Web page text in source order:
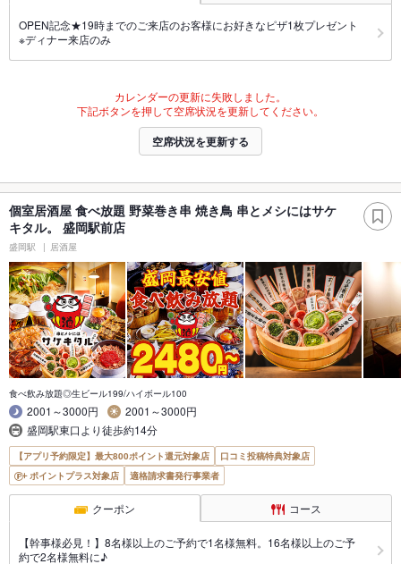
OPEN記念★19時までのご来店のお客様にお好きなピザ1枚プレゼント
※ディナー来店のみ
カレンダーの更新に失敗しました。
下記ボタンを押して空席状況を更新してください。
空席状況を更新する
個室居酒屋 食べ放題 野菜巻き串 焼き鳥 串とメシにはサケ
キタル。 盛岡駅前店
盛岡駅 居酒屋
食べ飲み放題◎生ビール199/ハイボール100
2001～3000円
2001～3000円
盛岡駅東口より徒歩約14分
【アプリ予約限定】最大800ポイント還元対象店
口コミ投稿特典対象店
ポイントプラス対象店
適格請求書発行事業者
クーポン コース
【幹事様必見！】8名様以上のご予約で1名様無料。16名様以上のご予
約で2名様無料に♪